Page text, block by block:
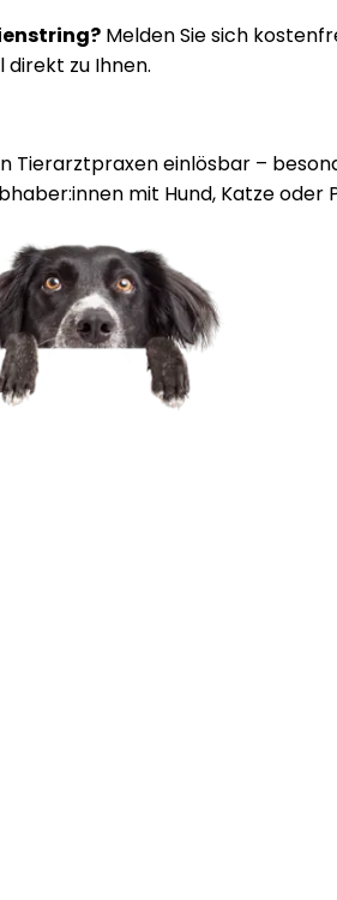
Melden Sie sich
zu Ihnen.
Tierarztpraxen einlösbar –
mit Hund, Katze oder